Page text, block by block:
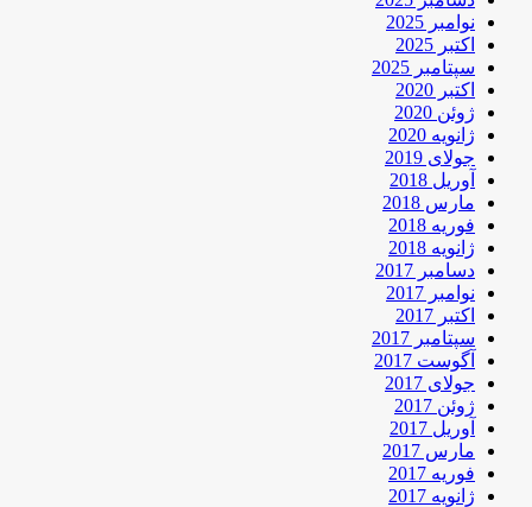
نوامبر 2025
اکتبر 2025
سپتامبر 2025
اکتبر 2020
ژوئن 2020
ژانویه 2020
جولای 2019
آوریل 2018
مارس 2018
فوریه 2018
ژانویه 2018
دسامبر 2017
نوامبر 2017
اکتبر 2017
سپتامبر 2017
آگوست 2017
جولای 2017
ژوئن 2017
آوریل 2017
مارس 2017
فوریه 2017
ژانویه 2017